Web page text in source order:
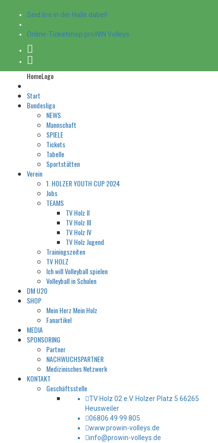
Seid live in der Halle dabei!
Online-Ticketshop proWIN Volleys
HomeLogo
Start
Bundesliga
NEWS
Mannschaft
SPIELE
Tickets
Tabelle
Sportstätten
Verein
1. HOLZER YOUTH CUP 2024
Jobs
TEAMS
TV Holz II
TV Holz III
TV Holz IV
TV Holz Jugend
Trainingszeiten
TV HOLZ
Ich will Volleyball spielen
Volleyball in Schulen
DM U20
SHOP
Mein Herz Mein Holz
Fanartikel
MEDIA
SPONSORING
Partner
NACHWUCHSPARTNER
Medizinisches Netzwerk
KONTAKT
Geschäftsstelle
TV Holz 02 e.V. Holzer Platz 5 66265
Heusweiler
06806 49 99 805
www.prowin-volleys.de
info@prowin-volleys.de